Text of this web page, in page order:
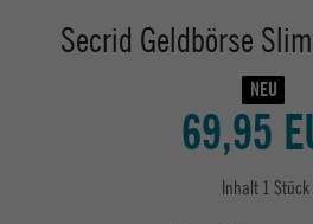
Secrid Geldbörse
NEU
69,95
Inhalt 1 Stück